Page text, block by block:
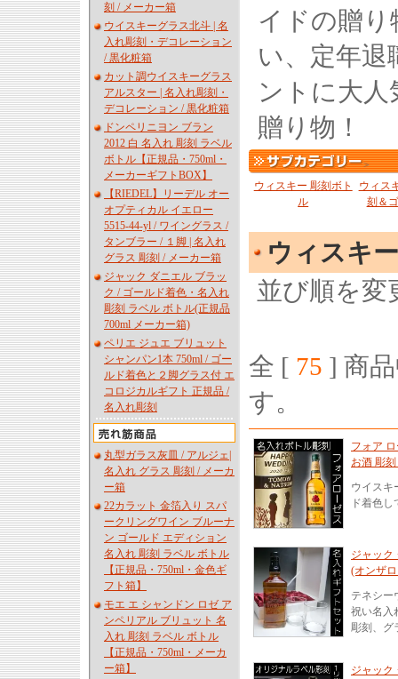
刻 / メーカー箱
ウイスキーグラス北斗 | 名
入れ彫刻・デコレーション
/ 黒化粧箱
カット調ウイスキーグラス
アルスター | 名入れ彫刻・
デコレーション / 黒化粧箱
ドンペリニヨン ブラン
2012 白 名入れ 彫刻 ラベル
ボトル【正規品・750ml・
メーカーギフトBOX】
【RIEDEL】リーデル オー
オプティカル イエロー
5515-44-yl / ワイングラス /
タンブラー / １脚 | 名入れ
グラス 彫刻 / メーカー箱
ジャック ダニエル ブラッ
ク / ゴールド着色・名入れ
彫刻 ラベル ボトル(正規品
700ml メーカー箱)
ペリエ ジュエ ブリュット
シャンパン1本 750ml / ゴー
ルド着色と２脚グラス付 エ
コロジカルギフト 正規品 /
名入れ彫刻
丸型ガラス灰皿 / アルジェ|
名入れ グラス 彫刻 / メーカ
ー箱
22カラット 金箔入り スパ
ークリングワイン ブルーナ
ン ゴールド エディション
名入れ 彫刻 ラベル ボトル
【正規品・750ml・金色ギ
フト箱】
モエ エ シャンドン ロゼ ア
ンペリアル ブリュット 名
入れ 彫刻 ラベル ボトル
【正規品・750ml・メーカ
ー箱】
イドの贈り
い、定年退
ントに大
贈り物！
>
ウィスキー 彫刻ボト
ル
ウィス
刻＆
ウィスキ
並び順を変
全 [ 75 ] 商
す。
フォア
お酒 彫
ウイスキ
ド着色
ジャック
(オンザ
テネシー
祝い名入
彫刻、グ
ジャック